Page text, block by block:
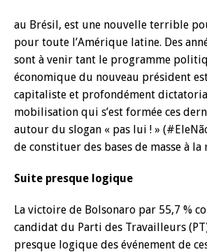
au Brésil, est une nouvelle terrible
pour toute l’Amérique latine. Des
sont à venir tant le programme
économique du nouveau président
capitaliste et profondément
mobilisation qui s’est formée ces
autour du slogan « pas lui ! »
de constituer des bases de masse à la
Suite presque logique
La victoire de Bolsonaro par 55,7 %
candidat du Parti des Travailleurs
presque logique des événement de